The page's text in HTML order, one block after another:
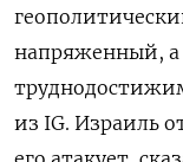
напряженный,
из IG. Израиль